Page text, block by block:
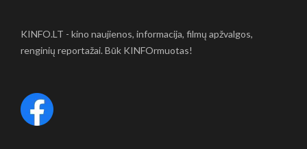
KINFO.LT - kino naujienos, informacija, filmų apžvalgos,
renginių reportažai. Būk KINFOrmuotas!